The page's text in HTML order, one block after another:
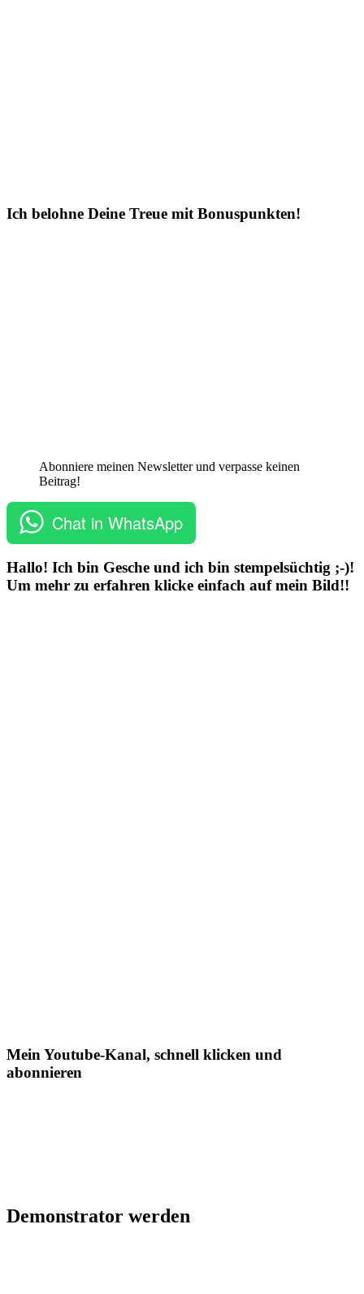
Ich belohne Deine Treue mit Bonuspunkten!
Abonniere meinen Newsletter und verpasse keinen
Beitrag!
Chat in WhatsApp
Hallo! Ich bin Gesche und ich bin stempelsüchtig ;-)!
Um mehr zu erfahren klicke einfach auf mein Bild!!
Mein Youtube-Kanal, schnell klicken und
abonnieren
Demonstrator werden